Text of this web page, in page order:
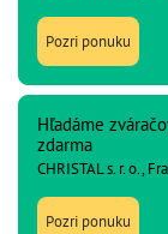
Pozri ponuku
Hľadáme
zdarma
CHRISTAL s. r. o.,
Pozri ponuku